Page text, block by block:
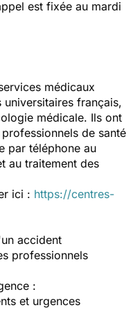
est fixée au mardi
médicaux
français,
médicale. Ils ont
de santé
par téléphone au
au traitement des
ici : https://centres-
accident
professionnels
:
et urgences